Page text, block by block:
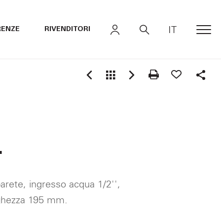
RIVENDITORI IT
Share
ingresso acqua 1/2'',
195 mm.